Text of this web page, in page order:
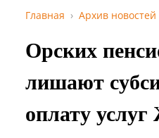
Главная Архив новостей
Орских
лишают
оплату